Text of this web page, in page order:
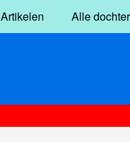
Artikelen Alle